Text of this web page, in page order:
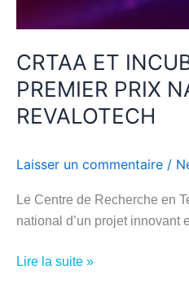
CRTAA ET
PREMIER PRIX
REVALOTECH
Laisser un commentaire /
Le Centre de Recherche en
national d’un projet innovant
PROJET
REVALOTECH
Lire la suite »